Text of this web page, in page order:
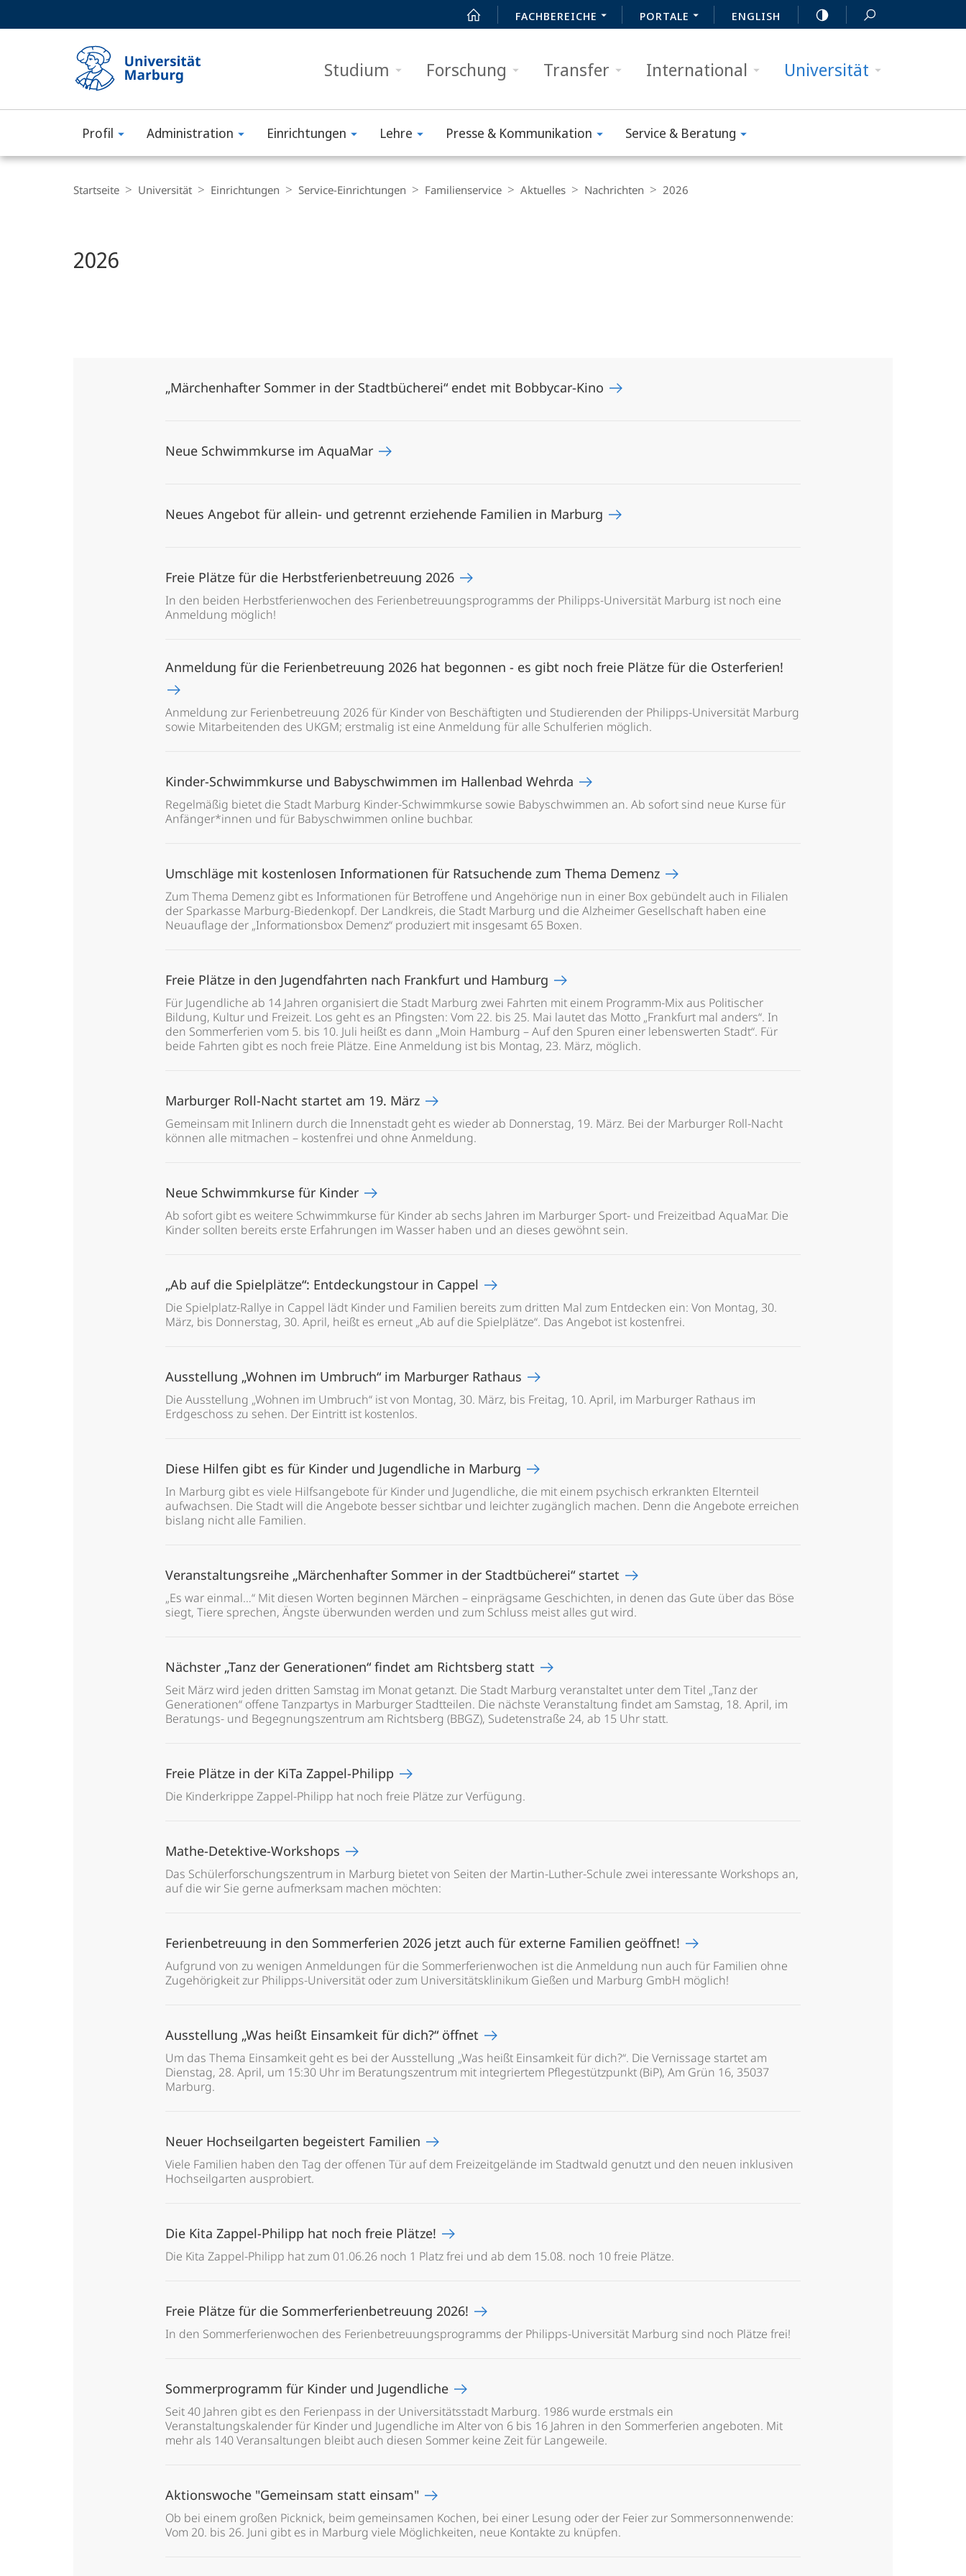
FACHBEREICHE PORTALE ENGLISH
Studium Forschung Transfer International Universität
Philipps-
Universität
Marburg
Profil Administration Einrichtungen Lehre Presse & Kommunikation Service & Beratung
Hauptinhalt
Navigation
Startseite Universität Einrichtungen Service-Einrichtungen Familienservice Aktuelles Nachrichten 2026
2026
„Märchenhafter Sommer in der Stadtbücherei“ endet mit Bobbycar-Kino
Neue Schwimmkurse im AquaMar
Neues Angebot für allein- und getrennt erziehende Familien in Marburg
Freie Plätze für die Herbstferienbetreuung 2026
In den beiden Herbstferienwochen des Ferienbetreuungsprogramms der Philipps-Universität Marburg ist noch eine
Anmeldung möglich!
Anmeldung für die Ferienbetreuung 2026 hat begonnen - es gibt noch freie Plätze für die Osterferien!
Anmeldung zur Ferienbetreuung 2026 für Kinder von Beschäftigten und Studierenden der Philipps-Universität Marburg
sowie Mitarbeitenden des UKGM; erstmalig ist eine Anmeldung für alle Schulferien möglich.
Kinder-Schwimmkurse und Babyschwimmen im Hallenbad Wehrda
Regelmäßig bietet die Stadt Marburg Kinder-Schwimmkurse sowie Babyschwimmen an. Ab sofort sind neue Kurse für
Anfänger*innen und für Babyschwimmen online buchbar.
Umschläge mit kostenlosen Informationen für Ratsuchende zum Thema Demenz
Zum Thema Demenz gibt es Informationen für Betroffene und Angehörige nun in einer Box gebündelt auch in Filialen
der Sparkasse Marburg-Biedenkopf. Der Landkreis, die Stadt Marburg und die Alzheimer Gesellschaft haben eine
Neuauflage der „Informationsbox Demenz“ produziert mit insgesamt 65 Boxen.
Freie Plätze in den Jugendfahrten nach Frankfurt und Hamburg
Für Jugendliche ab 14 Jahren organisiert die Stadt Marburg zwei Fahrten mit einem Programm-Mix aus Politischer
Bildung, Kultur und Freizeit. Los geht es an Pfingsten: Vom 22. bis 25. Mai lautet das Motto „Frankfurt mal anders“. In
den Sommerferien vom 5. bis 10. Juli heißt es dann „Moin Hamburg – Auf den Spuren einer lebenswerten Stadt“. Für
beide Fahrten gibt es noch freie Plätze. Eine Anmeldung ist bis Montag, 23. März, möglich.
Marburger Roll-Nacht startet am 19. März
Gemeinsam mit Inlinern durch die Innenstadt geht es wieder ab Donnerstag, 19. März. Bei der Marburger Roll-Nacht
können alle mitmachen – kostenfrei und ohne Anmeldung.
Neue Schwimmkurse für Kinder
Ab sofort gibt es weitere Schwimmkurse für Kinder ab sechs Jahren im Marburger Sport- und Freizeitbad AquaMar. Die
Kinder sollten bereits erste Erfahrungen im Wasser haben und an dieses gewöhnt sein.
„Ab auf die Spielplätze“: Entdeckungstour in Cappel
Die Spielplatz-Rallye in Cappel lädt Kinder und Familien bereits zum dritten Mal zum Entdecken ein: Von Montag, 30.
März, bis Donnerstag, 30. April, heißt es erneut „Ab auf die Spielplätze“. Das Angebot ist kostenfrei.
Ausstellung „Wohnen im Umbruch“ im Marburger Rathaus
Die Ausstellung „Wohnen im Umbruch“ ist von Montag, 30. März, bis Freitag, 10. April, im Marburger Rathaus im
Erdgeschoss zu sehen. Der Eintritt ist kostenlos.
Diese Hilfen gibt es für Kinder und Jugendliche in Marburg
In Marburg gibt es viele Hilfsangebote für Kinder und Jugendliche, die mit einem psychisch erkrankten Elternteil
aufwachsen. Die Stadt will die Angebote besser sichtbar und leichter zugänglich machen. Denn die Angebote erreichen
bislang nicht alle Familien.
Veranstaltungsreihe „Märchenhafter Sommer in der Stadtbücherei“ startet
„Es war einmal…“ Mit diesen Worten beginnen Märchen – einprägsame Geschichten, in denen das Gute über das Böse
siegt, Tiere sprechen, Ängste überwunden werden und zum Schluss meist alles gut wird.
Nächster „Tanz der Generationen“ findet am Richtsberg statt
Seit März wird jeden dritten Samstag im Monat getanzt. Die Stadt Marburg veranstaltet unter dem Titel „Tanz der
Generationen“ offene Tanzpartys in Marburger Stadtteilen. Die nächste Veranstaltung findet am Samstag, 18. April, im
Beratungs- und Begegnungszentrum am Richtsberg (BBGZ), Sudetenstraße 24, ab 15 Uhr statt.
Freie Plätze in der KiTa Zappel-Philipp
Die Kinderkrippe Zappel-Philipp hat noch freie Plätze zur Verfügung.
Mathe-Detektive-Workshops
Das Schülerforschungszentrum in Marburg bietet von Seiten der Martin-Luther-Schule zwei interessante Workshops an,
auf die wir Sie gerne aufmerksam machen möchten:
Ferienbetreuung in den Sommerferien 2026 jetzt auch für externe Familien geöffnet!
Aufgrund von zu wenigen Anmeldungen für die Sommerferienwochen ist die Anmeldung nun auch für Familien ohne
Zugehörigkeit zur Philipps-Universität oder zum Universitätsklinikum Gießen und Marburg GmbH möglich!
Ausstellung „Was heißt Einsamkeit für dich?“ öffnet
Um das Thema Einsamkeit geht es bei der Ausstellung „Was heißt Einsamkeit für dich?“. Die Vernissage startet am
Dienstag, 28. April, um 15:30 Uhr im Beratungszentrum mit integriertem Pflegestützpunkt (BiP), Am Grün 16, 35037
Marburg.
Neuer Hochseilgarten begeistert Familien
Viele Familien haben den Tag der offenen Tür auf dem Freizeitgelände im Stadtwald genutzt und den neuen inklusiven
Hochseilgarten ausprobiert.
Die Kita Zappel-Philipp hat noch freie Plätze!
Die Kita Zappel-Philipp hat zum 01.06.26 noch 1 Platz frei und ab dem 15.08. noch 10 freie Plätze.
Freie Plätze für die Sommerferienbetreuung 2026!
In den Sommerferienwochen des Ferienbetreuungsprogramms der Philipps-Universität Marburg sind noch Plätze frei!
Sommerprogramm für Kinder und Jugendliche
Seit 40 Jahren gibt es den Ferienpass in der Universitätsstadt Marburg. 1986 wurde erstmals ein
Veranstaltungskalender für Kinder und Jugendliche im Alter von 6 bis 16 Jahren in den Sommerferien angeboten. Mit
mehr als 140 Veransaltungen bleibt auch diesen Sommer keine Zeit für Langeweile.
Aktionswoche "Gemeinsam statt einsam"
Ob bei einem großen Picknick, beim gemeinsamen Kochen, bei einer Lesung oder der Feier zur Sommersonnenwende:
Vom 20. bis 26. Juni gibt es in Marburg viele Möglichkeiten, neue Kontakte zu knüpfen.